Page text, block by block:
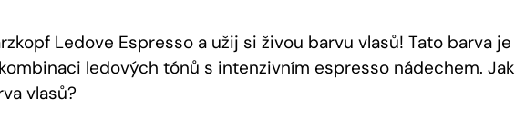
Ledove Espresso a užij ⁢si⁤ živou ⁤barvu vlasů! Tato⁤ barva je
ledových tónů s‌ intenzivním espresso ​nádechem. Jak
⁣vlasů?